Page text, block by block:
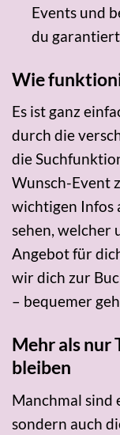
Events und
du
Wie
Es ist ganz
durch die
die
Wunsch-Event
wichtigen Infos
sehen, welcher
Angebot für
wir dich zur
– bequemer
Mehr als nur
bleiben
Manchmal sind
sondern auch